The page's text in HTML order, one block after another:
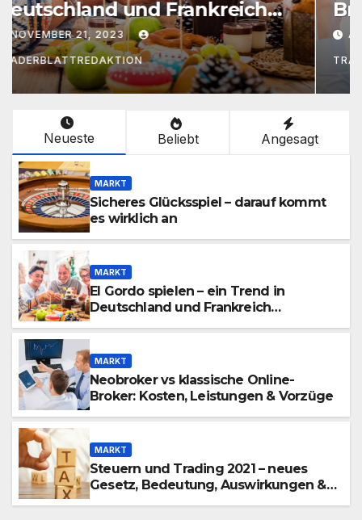
Broker: Kosten, Leistungen &
Vorzüge
AUGUST 11, 2021
TRADERBLATT_AUTOR_D.K.
Neueste Beliebt Angesagt
MARKT
Sicheres Glücksspiel – darauf kommt
es wirklich an
MARKT
El Gordo spielen – ein Trend in
Deutschland und Frankreich
MARKT
Neobroker vs klassische Online-
Broker: Kosten, Leistungen & Vorzüge
MARKT
Steuern und Trading 2021 – neues
Gesetz, Bedeutung, Auswirkungen &